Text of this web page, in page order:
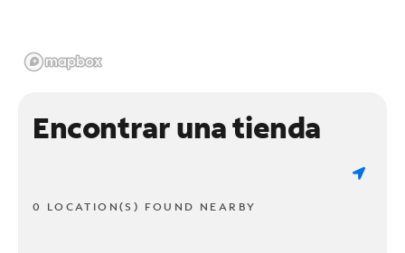
Encontrar una tienda
0 LOCATION(S) FOUND NEARBY